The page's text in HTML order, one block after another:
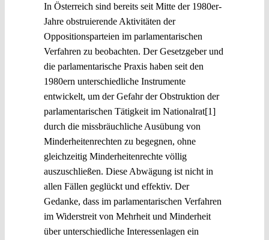
In Österreich sind bereits seit Mitte der 1980er-
Jahre obstruierende Aktivitäten der
Oppositionsparteien im parlamentarischen
Verfahren zu beobachten. Der Gesetzgeber und
die parlamentarische Praxis haben seit den
1980ern unterschiedliche Instrumente
entwickelt, um der Gefahr der Obstruktion der
parlamentarischen Tätigkeit im Nationalrat[1]
durch die missbräuchliche Ausübung von
Minderheitenrechten zu begegnen, ohne
gleichzeitig Minderheitenrechte völlig
auszuschließen. Diese Abwägung ist nicht in
allen Fällen geglückt und effektiv. Der
Gedanke, dass im parlamentarischen Verfahren
im Widerstreit von Mehrheit und Minderheit
über unterschiedliche Interessenlagen ein